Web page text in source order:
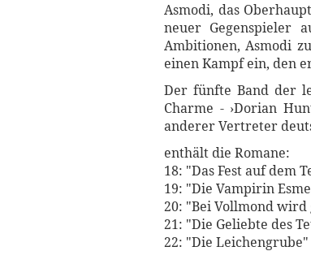
Asmodi, das
neuer Gegenspieler
Ambitionen, Asmodi
einen Kampf ein, den
Der fünfte Band der
Charme - ›Dorian
anderer Vertreter
enthält die Romane:
18: "Das Fest auf dem
19: "Die Vampirin
20: "Bei Vollmond
21: "Die Geliebte des
22: "Die Leichengrube"